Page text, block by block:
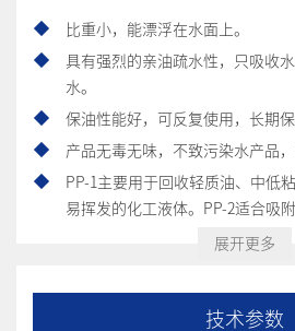
比重小，能漂浮在水面上。
具有强烈的亲油疏水性，只吸收
水。
保油性能好，可反复使用，长期保
产品无毒无味，不致污染水产品
PP-1主要用于回收轻质油、中低
易挥发的化工液体。PP-2适合吸
展开更多
技术参数